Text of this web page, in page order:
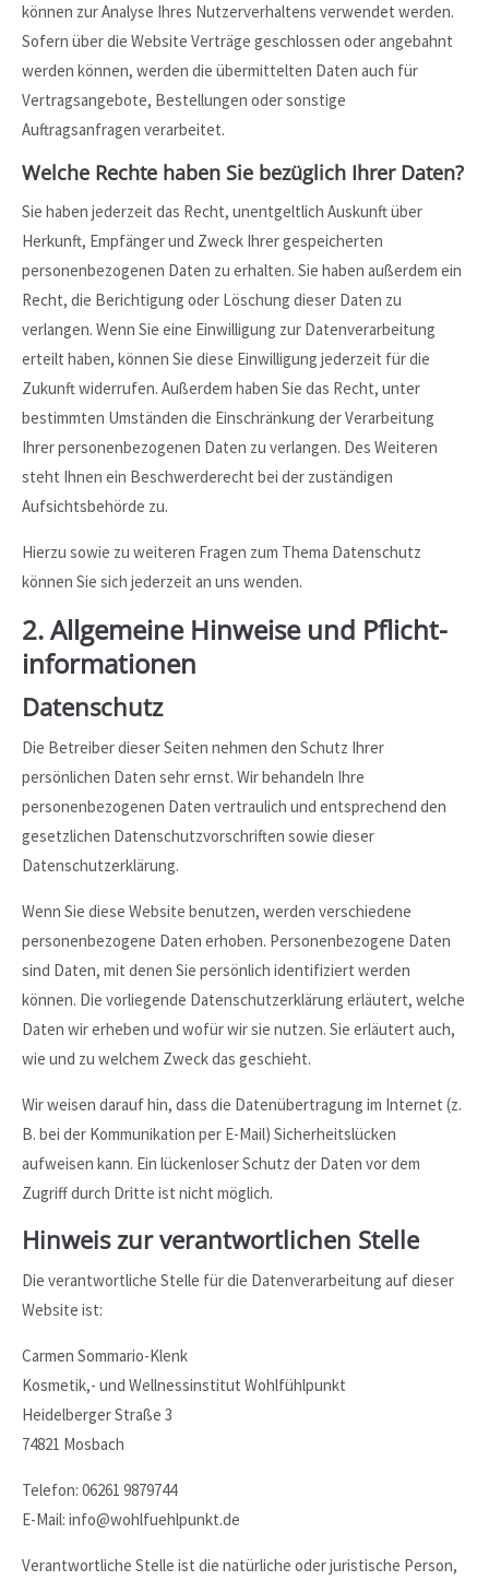
können zur Analyse Ihres Nutzerverhaltens verwendet werden.
Sofern über die Website Verträge geschlossen oder angebahnt
werden können, werden die übermittelten Daten auch für
Vertragsangebote, Bestellungen oder sonstige
Auftragsanfragen verarbeitet.
Welche Rechte haben Sie bezüglich Ihrer Daten?
Sie haben jederzeit das Recht, unentgeltlich Auskunft über
Herkunft, Empfänger und Zweck Ihrer gespeicherten
personenbezogenen Daten zu erhalten. Sie haben außerdem ein
Recht, die Berichtigung oder Löschung dieser Daten zu
verlangen. Wenn Sie eine Einwilligung zur Datenverarbeitung
erteilt haben, können Sie diese Einwilligung jederzeit für die
Zukunft widerrufen. Außerdem haben Sie das Recht, unter
bestimmten Umständen die Einschränkung der Verarbeitung
Ihrer personenbezogenen Daten zu verlangen. Des Weiteren
steht Ihnen ein Beschwerderecht bei der zuständigen
Aufsichtsbehörde zu.
Hierzu sowie zu weiteren Fragen zum Thema Datenschutz
können Sie sich jederzeit an uns wenden.
2. Allgemeine Hinweise und Pflicht­
informationen
Datenschutz
Die Betreiber dieser Seiten nehmen den Schutz Ihrer
persönlichen Daten sehr ernst. Wir behandeln Ihre
personenbezogenen Daten vertraulich und entsprechend den
gesetzlichen Datenschutzvorschriften sowie dieser
Datenschutzerklärung.
Wenn Sie diese Website benutzen, werden verschiedene
personenbezogene Daten erhoben. Personenbezogene Daten
sind Daten, mit denen Sie persönlich identifiziert werden
können. Die vorliegende Datenschutzerklärung erläutert, welche
Daten wir erheben und wofür wir sie nutzen. Sie erläutert auch,
wie und zu welchem Zweck das geschieht.
Wir weisen darauf hin, dass die Datenübertragung im Internet (z.
B. bei der Kommunikation per E-Mail) Sicherheitslücken
aufweisen kann. Ein lückenloser Schutz der Daten vor dem
Zugriff durch Dritte ist nicht möglich.
Hinweis zur verantwortlichen Stelle
Die verantwortliche Stelle für die Datenverarbeitung auf dieser
Website ist:
Carmen Sommario-Klenk
Kosmetik,- und Wellnessinstitut Wohlfühlpunkt
Heidelberger Straße 3
74821 Mosbach
Telefon: 06261 9879744
E-Mail: info@wohlfuehlpunkt.de
Verantwortliche Stelle ist die natürliche oder juristische Person,